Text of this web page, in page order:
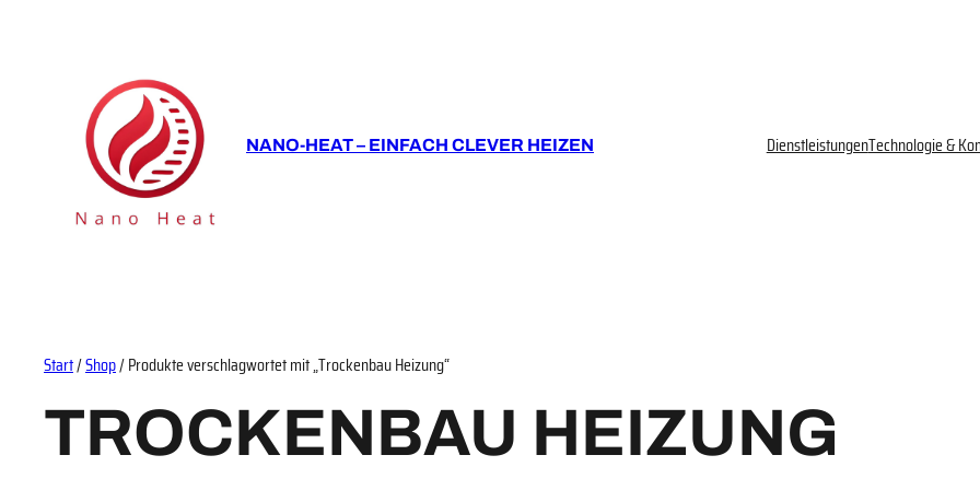
NANO-HEAT – EINFACH CLEVER HEIZEN DienstleistungenTechnologie &
Start/Shop/ Produkte verschlagwortet mit „Trockenbau Heizung“
TROCKENBAU HEIZUNG